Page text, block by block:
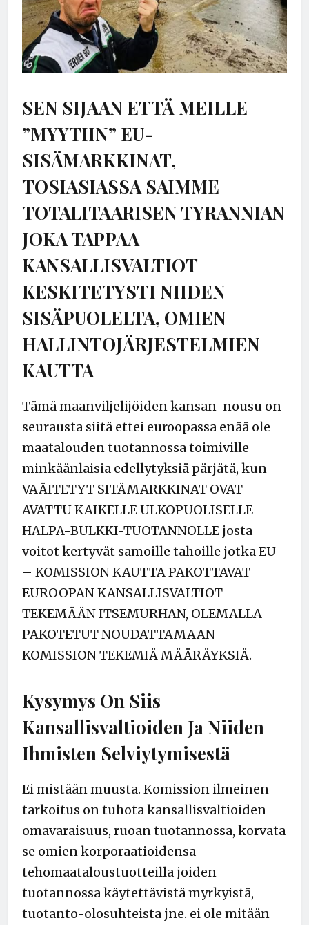
SEN SIJAAN ETTÄ MEILLE
”MYYTIIN” EU-
SISÄMARKKINAT,
TOSIASIASSA SAIMME
TOTALITAARISEN TYRANNIAN
JOKA TAPPAA
KANSALLISVALTIOT
KESKITETYSTI NIIDEN
SISÄPUOLELTA, OMIEN
HALLINTOJÄRJESTELMIEN
KAUTTA
Tämä maanviljelijöiden kansan-nousu on
seurausta siitä ettei euroopassa enää ole
maatalouden tuotannossa toimiville
minkäänlaisia edellytyksiä pärjätä, kun
VAÄITETYT SITÄMARKKINAT OVAT
AVATTU KAIKELLE ULKOPUOLISELLE
HALPA-BULKKI-TUOTANNOLLE josta
voitot kertyvät samoille tahoille jotka EU
– KOMISSION KAUTTA PAKOTTAVAT
EUROOPAN KANSALLISVALTIOT
TEKEMÄÄN ITSEMURHAN, OLEMALLA
PAKOTETUT NOUDATTAMAAN
KOMISSION TEKEMIÄ MÄÄRÄYKSIÄ.
Kysymys On Siis
Kansallisvaltioiden Ja Niiden
Ihmisten Selviytymisestä
Ei mistään muusta. Komission ilmeinen
tarkoitus on tuhota kansallisvaltioiden
omavaraisuus, ruoan tuotannossa, korvata
se omien korporaatioidensa
tehomaataloustuotteilla joiden
tuotannossa käytettävistä myrkyistä,
tuotanto-olosuhteista jne. ei ole mitään